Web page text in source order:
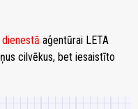
dienestā aģentūrai LETA
cilvēkus, bet iesaistīto